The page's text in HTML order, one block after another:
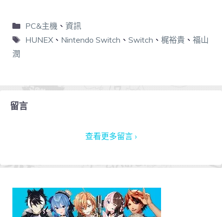
PC&主機、 資訊
HUNEX、 Nintendo Switch 、 Switch 、 梶裕貴 、 福山
潤
留言
查看更多留言 ›